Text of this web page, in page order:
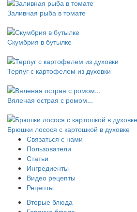
Заливная рыба в томате
Скумбрия в бутылке
Терпуг с картофелем из духовки
Вяленая острая с ромом...
Брюшки лосося с картошкой в духовке
Связаться с нами
Пользователи
Статьи
Ингредиенты
Видео рецепты
Рецепты
Вторые блюда